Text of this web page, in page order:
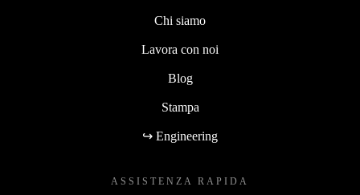
Chi siamo
Lavora con noi
Blog
Stampa
↪ Engineering
ASSISTENZA RAPIDA